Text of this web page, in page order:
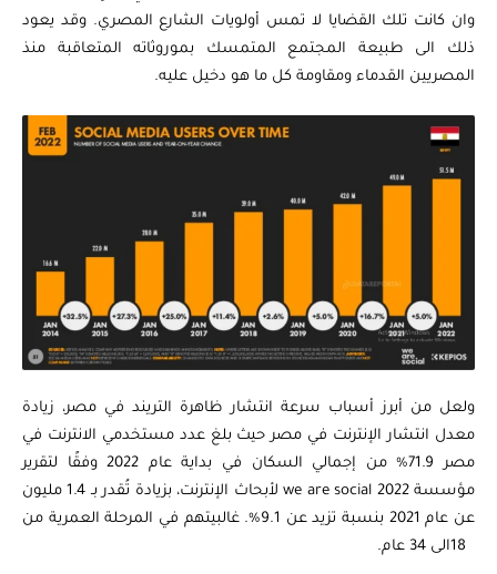
وان كانت تلك القضايا لا تمس أولويات الشارع المصري. وقد يعود
ذلك الى طبيعة المجتمع المتمسك بموروثاته المتعاقبة منذ
المصريين القدماء ومقاومة كل ما هو دخيل عليه.
ولعل من أبرز أسباب سرعة انتشار ظاهرة التريند في مصر، زيادة
معدل انتشار الإنترنت في مصر حيث بلغ عدد مستخدمي الانترنت في
مصر 71.9% من إجمالي السكان في بداية عام 2022 وفقًا لتقرير
مؤسسة we are social 2022 لأبحاث الإنترنت، بزيادة تُقدر بـ 1.4 مليون
عن عام 2021 بنسبة تزيد عن 9.1%. غالبيتهم في المرحلة العمرية من